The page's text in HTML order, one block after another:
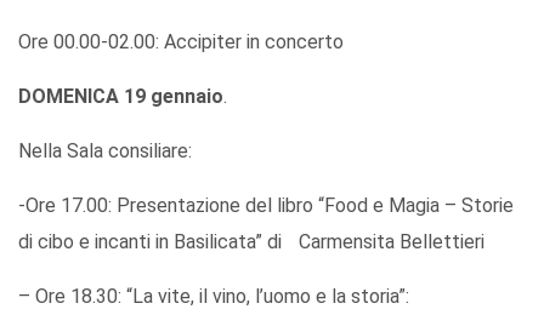
Ore 00.00-02.00: Accipiter in concerto
DOMENICA 19 gennaio.
Nella Sala consiliare:
-Ore 17.00: Presentazione del libro “Food e Magia – Storie
di cibo e incanti in Basilicata” di Carmensita Bellettieri
– Ore 18.30: “La vite, il vino, l’uomo e la storia”: